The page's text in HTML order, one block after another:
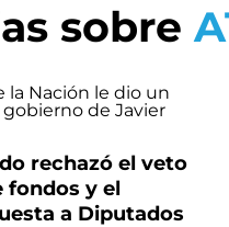
sobre
rechazó el veto
fondos y el
a Diputados